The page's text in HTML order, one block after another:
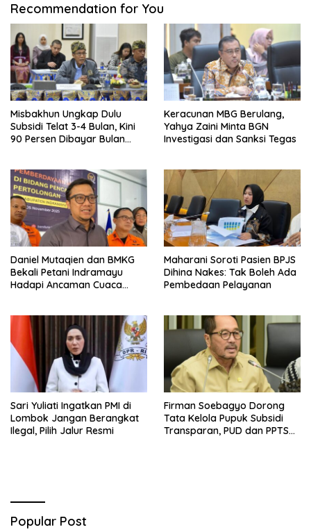
Recommendation for You
Misbakhun Ungkap Dulu
Subsidi Telat 3-4 Bulan, Kini
90 Persen Dibayar Bulan
Keracunan MBG Berulang,
Yahya Zaini Minta BGN
Investigasi dan Sanksi Tegas
Daniel Mutaqien dan BMKG
Bekali Petani Indramayu
Hadapi Ancaman Cuaca
Maharani Soroti Pasien BPJS
Dihina Nakes: Tak Boleh Ada
Pembedaan Pelayanan
Sari Yuliati Ingatkan PMI di
Lombok Jangan Berangkat
Ilegal, Pilih Jalur Resmi
Firman Soebagyo Dorong
Tata Kelola Pupuk Subsidi
Transparan, PUD dan PPTS
Popular Post